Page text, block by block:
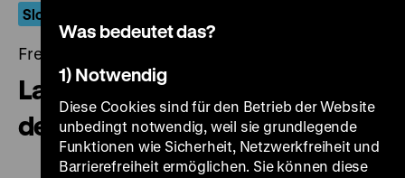
Slowakische Neue Welle
Freitag, 30. September 2016, 20.00 - 00.00 Uhr
Lalie polné / Wie die Lilien auf
dem Felde
Was bedeutet das?
1) Notwendig
Diese Cookies sind für den Betrieb der Website
unbedingt notwendig, weil sie grundlegende
Funktionen wie Sicherheit, Netzwerkfreiheit und
Barrierefreiheit ermöglichen. Sie können diese